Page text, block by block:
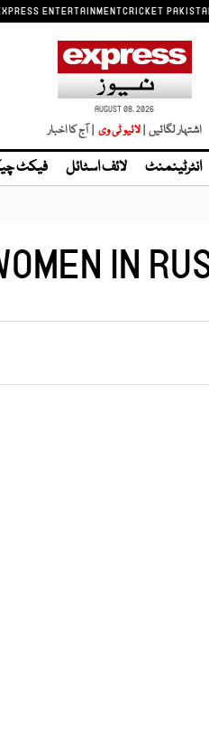
ENTERTAINMENTCRICKET
AUGUST 08, 2026
اشتہار لگائیں | | آج کا اخبار
انٹرٹینمنٹ لائف اسٹائل فیکٹ
IN